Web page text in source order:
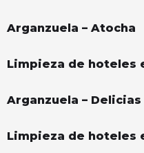
Arganzuela – Atocha
Limpieza de hoteles
Arganzuela – Delicias
Limpieza de hoteles